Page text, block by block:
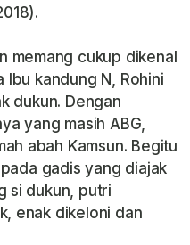
memang cukup dikenal
Ibu kandung N, Rohini
dukun. Dengan
yang masih ABG,
abah Kamsun. Begitu
gadis yang diajak
si dukun, putri
enak dikeloni dan